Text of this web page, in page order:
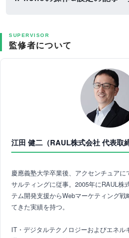
SUPERVISOR
監修者について
江田 健二（RAUL株式会社 代表取
慶應義塾大学卒業後、アクセンチュア
サルティングに従事。2005年にRAUL株
テム開発支援からWebマーケティング
てきた実績を持つ。
IT・デジタルテクノロジーおよびエネ